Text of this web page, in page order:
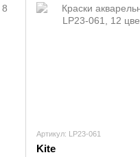
Артикул: LP23-061
Kite